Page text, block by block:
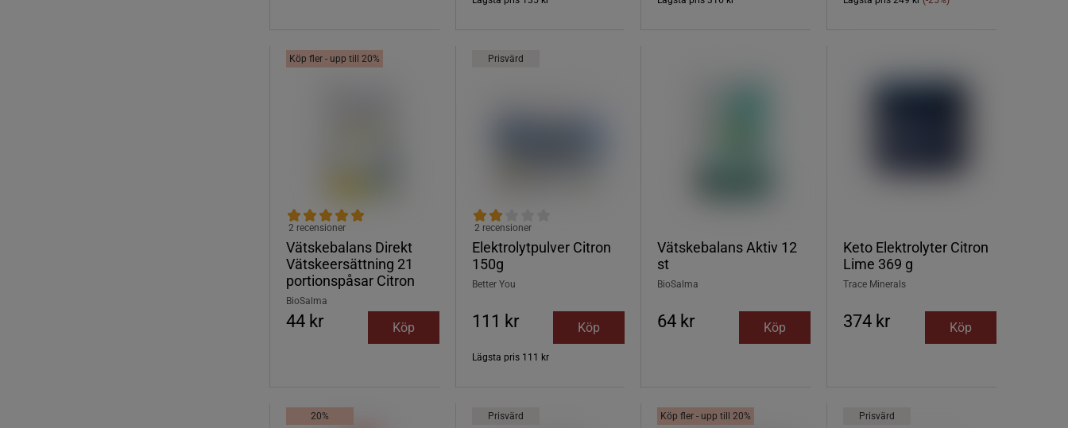
Köp fler - upp till 20%
Vätskebalans Direkt
Vätskeersättning 21
portionspåsar Citron
2 recensioner
BioSalma
44 kr Köp
Prisvärd
Elektrolytpulver Citron
150g
2 recensioner
Better You
111 kr Köp
Lägsta pris 111 kr
Vätskebalans Aktiv 12
st
BioSalma
64 kr Köp
Keto Elektrolyter Citron
Lime 369 g
Trace Minerals
374 kr Köp
20% Prisvärd Köp fler - upp till 20% Prisvärd